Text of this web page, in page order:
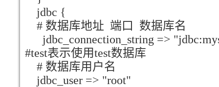
jdbc {
# 数据库地址 端口 数据库名
jdbc_connection_string =>
#test表示使用test数据库
# 数据库用户名
jdbc_user => "root"